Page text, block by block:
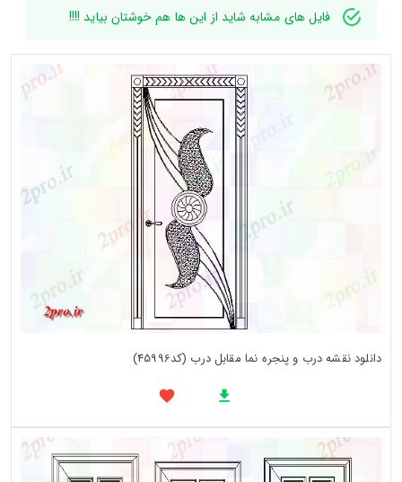
فایل های مشابه شاید از این ها هم خوشتان بیاید !!!!
دانلود نقشه درب و پنجره نما مقابل درب (کد45996)